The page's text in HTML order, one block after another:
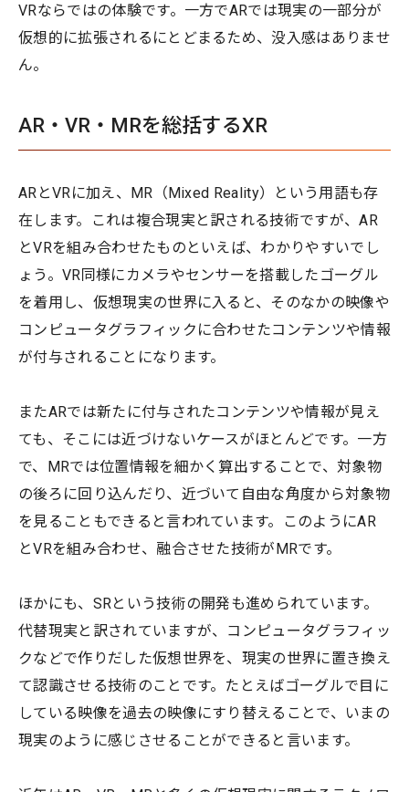
VRならではの体験です。一方でARでは現実の一部分が
仮想的に拡張されるにとどまるため、没入感はありませ
ん。
AR・VR・MRを総括するXR
ARとVRに加え、MR（Mixed Reality）という用語も存
在します。これは複合現実と訳される技術ですが、AR
とVRを組み合わせたものといえば、わかりやすいでし
ょう。VR同様にカメラやセンサーを搭載したゴーグル
を着用し、仮想現実の世界に入ると、そのなかの映像や
コンピュータグラフィックに合わせたコンテンツや情報
が付与されることになります。
またARでは新たに付与されたコンテンツや情報が見え
ても、そこには近づけないケースがほとんどです。一方
で、MRでは位置情報を細かく算出することで、対象物
の後ろに回り込んだり、近づいて自由な角度から対象物
を見ることもできると言われています。このようにAR
とVRを組み合わせ、融合させた技術がMRです。
ほかにも、SRという技術の開発も進められています。
代替現実と訳されていますが、コンピュータグラフィッ
クなどで作りだした仮想世界を、現実の世界に置き換え
て認識させる技術のことです。たとえばゴーグルで目に
している映像を過去の映像にすり替えることで、いまの
現実のように感じさせることができると言います。